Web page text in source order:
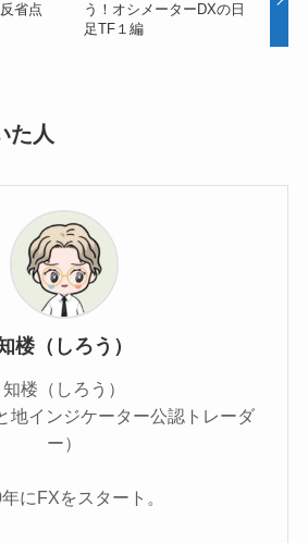
省点
う！オシメーターDXの日
足TF１編
た人
楼（しろう）
知楼（しろう）
地インジケーター公認トレーダ
ー）
にFXをスタート。